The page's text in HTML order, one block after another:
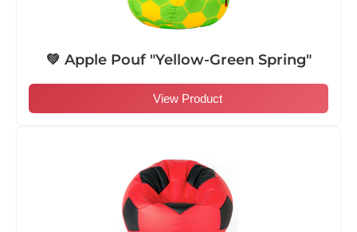
💚 Apple Pouf "Yellow-Green Spring"
View Product